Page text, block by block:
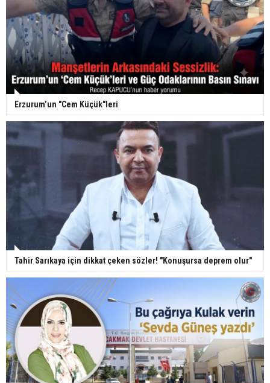
Erzurum’un "Cem Küçük"leri
Tahir Sarıkaya için dikkat çeken sözler! "Konuşursa deprem olur"